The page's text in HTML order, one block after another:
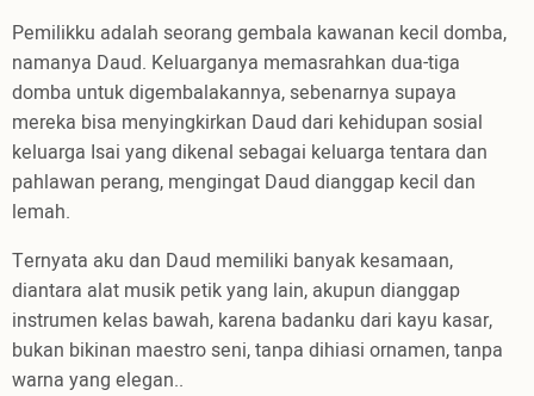
Pemilikku adalah seorang gembala kawanan kecil domba,
namanya Daud. Keluarganya memasrahkan dua-tiga
domba untuk digembalakannya, sebenarnya supaya
mereka bisa menyingkirkan Daud dari kehidupan sosial
keluarga Isai yang dikenal sebagai keluarga tentara dan
pahlawan perang, mengingat Daud dianggap kecil dan
lemah.
Ternyata aku dan Daud memiliki banyak kesamaan,
diantara alat musik petik yang lain, akupun dianggap
instrumen kelas bawah, karena badanku dari kayu kasar,
bukan bikinan maestro seni, tanpa dihiasi ornamen, tanpa
warna yang elegan..